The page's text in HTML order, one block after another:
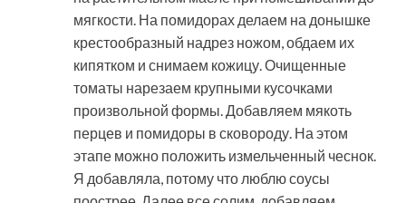
мягкости. На помидорах делаем на донышке
крестообразный надрез ножом, обдаем их
кипятком и снимаем кожицу. Очищенные
томаты нарезаем крупными кусочками
произвольной формы. Добавляем мякоть
перцев и помидоры в сковороду. На этом
этапе можно положить измельченный чеснок.
Я добавляла, потому что люблю соусы